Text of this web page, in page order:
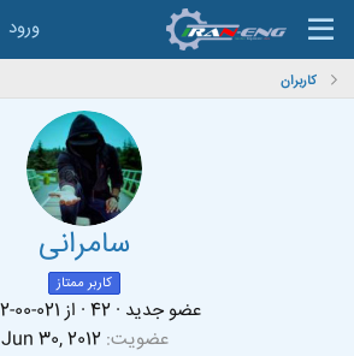
ورود
کاربران
سامرانی
کاربر ممتاز
عضو جدید ·
42
· از021-00-0872
عضویت Jun 30, 2012